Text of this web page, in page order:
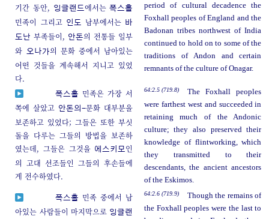
기간 동안,
잉글랜드에서는폭스홀
민족이 그리고 인도 남부에서는 바
도난 부족들이, 안돈의 전통들 일부
와 오나가의 문화 중에서 남아있는
어떤 것들을 계속해서 지니고 있었
다.
period of cultural decadence the
Foxhall peoples of England and the
Badonan tribes northwest of India
continued to hold on to some of the
traditions of Andon and certain
remnants of the culture of Onagar.
폭스홀
민족은 가장 서
쪽에 살았고 안돈의-문화 대부분을
보존하고 있었다; 그들은 또한 부싯
돌을 다루는 그들의 방법을 보존하
였는데, 그들은 그것을 에스키모인
의 고대 선조들인 그들의 후손들에
게 전수하였다.
64:2.5 (719.8)
The Foxhall peoples
were farthest west and succeeded in
retaining much of the Andonic
culture; they also preserved their
knowledge of flintworking, which
they transmitted to their
descendants, the ancient ancestors
of the Eskimos.
폭스홀
민족 중에서 남
아있는 사람들이 마지막으로 잉글랜
64:2.6 (719.9)
Though the remains of
the Foxhall peoples were the last to